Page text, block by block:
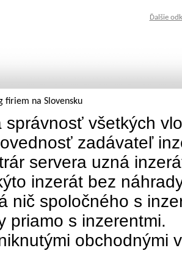
Ďalšie
firiem na Slovensku
správnosť všetkých
zadávateľ
servera uzná
inzerát bez
nič spoločného s
priamo s inzerentmi.
obchodnými